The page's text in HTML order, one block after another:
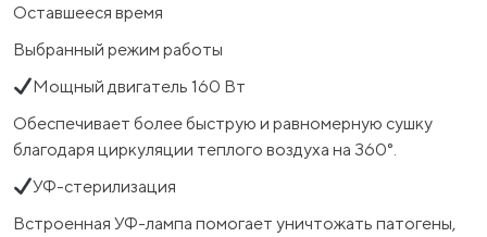
Оставшееся время
Выбранный режим работы
Мощный двигатель 160 Вт
Обеспечивает более быструю и равномерную сушку
благодаря циркуляции теплого воздуха на 360°.
УФ-стерилизация
Встроенная УФ-лампа помогает уничтожать патогены,